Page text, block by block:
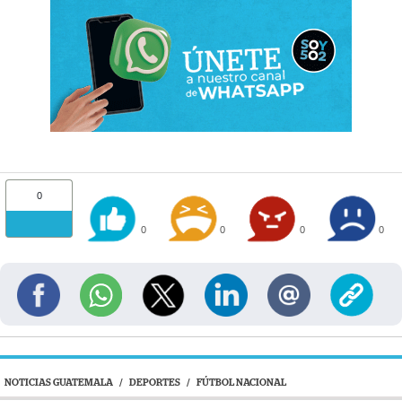
0
0 0 0 0
NOTICIAS GUATEMALA / DEPORTES / FÚTBOL NACIONAL